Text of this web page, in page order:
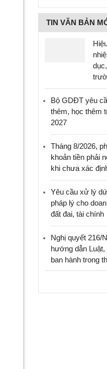
TIN VĂN BẢN
Bộ GDĐT yêu
thêm, học thêm
2027
Tháng 8/2026,
khoản tiền phải
khi chưa xác
Yêu cầu xử lý
pháp lý cho
đất đai, tài chính
Nghị quyết 216/
hướng dẫn
ban hành trong